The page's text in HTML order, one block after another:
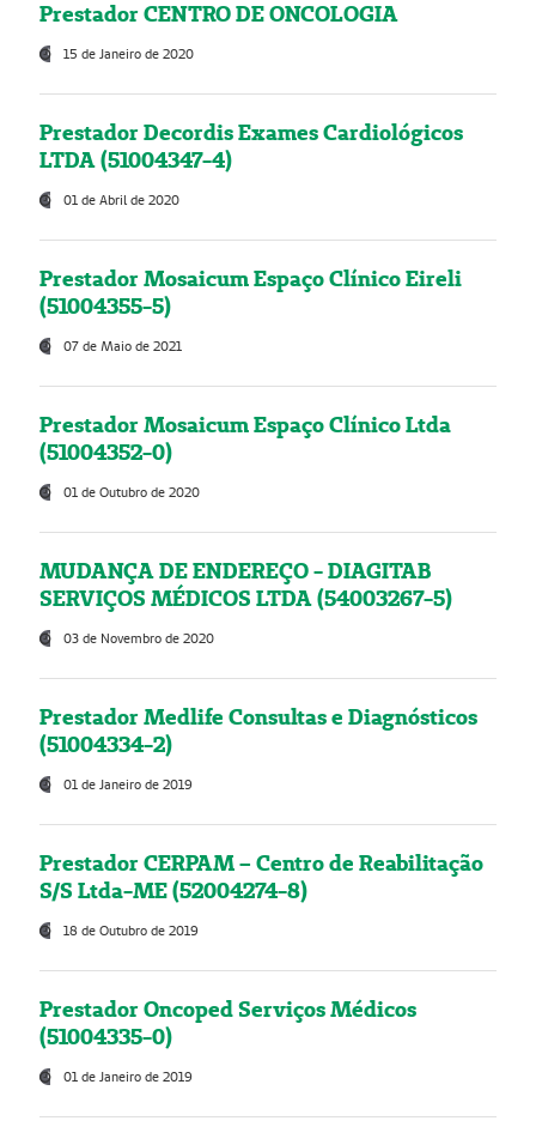
Prestador CENTRO DE ONCOLOGIA
15 de Janeiro de 2020
Prestador Decordis Exames Cardiológicos
LTDA (51004347-4)
01 de Abril de 2020
Prestador Mosaicum Espaço Clínico Eireli
(51004355-5)
07 de Maio de 2021
Prestador Mosaicum Espaço Clínico Ltda
(51004352-0)
01 de Outubro de 2020
MUDANÇA DE ENDEREÇO - DIAGITAB
SERVIÇOS MÉDICOS LTDA (54003267-5)
03 de Novembro de 2020
Prestador Medlife Consultas e Diagnósticos
(51004334-2)
01 de Janeiro de 2019
Prestador CERPAM – Centro de Reabilitação
S/S Ltda-ME (52004274-8)
18 de Outubro de 2019
Prestador Oncoped Serviços Médicos
(51004335-0)
01 de Janeiro de 2019